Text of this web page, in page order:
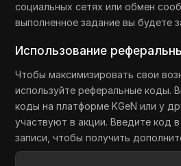
социальных сетях или обмен
выполненное задание вы будете
Использование
Чтобы максимизировать свои
используйте реферальные коды.
коды на платформе KGeN или у
участвуют в акции. Введите код
записи, чтобы получить